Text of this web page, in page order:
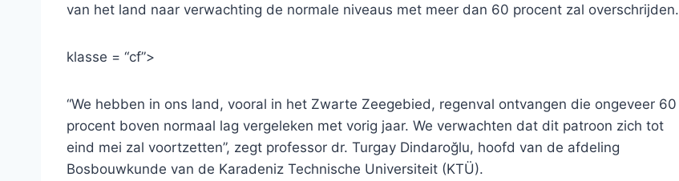
van het land naar verwachting de normale niveaus met meer dan 60 procent zal overschrijden.
klasse = “cf”>
“We hebben in ons land, vooral in het Zwarte Zeegebied, regenval ontvangen die ongeveer 60
procent boven normaal lag vergeleken met vorig jaar. We verwachten dat dit patroon zich tot
eind mei zal voortzetten”, zegt professor dr. Turgay Dindaroğlu, hoofd van de afdeling
Bosbouwkunde van de Karadeniz Technische Universiteit (KTÜ).